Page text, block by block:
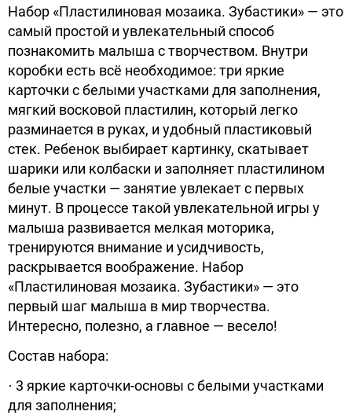
Набор «Пластилиновая мозаика. Зубастики» — это
самый простой и увлекательный способ
познакомить малыша с творчеством. Внутри
коробки есть всё необходимое: три яркие
карточки с белыми участками для заполнения,
мягкий восковой пластилин, который легко
разминается в руках, и удобный пластиковый
стек. Ребенок выбирает картинку, скатывает
шарики или колбаски и заполняет пластилином
белые участки — занятие увлекает с первых
минут. В процессе такой увлекательной игры у
малыша развивается мелкая моторика,
тренируются внимание и усидчивость,
раскрывается воображение. Набор
«Пластилиновая мозаика. Зубастики» — это
первый шаг малыша в мир творчества.
Интересно, полезно, а главное — весело!
Состав набора:
· 3 яркие карточки-основы с белыми участками
для заполнения;